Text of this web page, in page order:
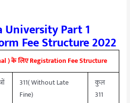
Part 1
Fee Structure 2022
) के लिए Registration Fee Structure
311( Without Late
Fine)
कुल
311